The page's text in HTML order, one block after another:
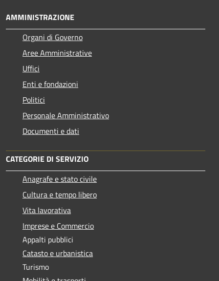
AMMINISTRAZIONE
Organi di Governo
Aree Amministrative
Uffici
Enti e fondazioni
Politici
Personale Amministrativo
Documenti e dati
CATEGORIE DI SERVIZIO
Anagrafe e stato civile
Cultura e tempo libero
Vita lavorativa
Imprese e Commercio
Appalti pubblici
Catasto e urbanistica
Turismo